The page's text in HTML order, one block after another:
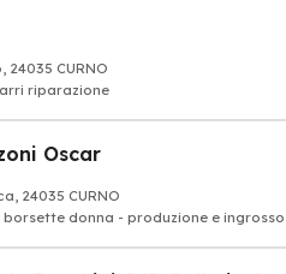
24035 CURNO
riparazione
Oscar
24035 CURNO
borsette donna - produzione e ingrosso